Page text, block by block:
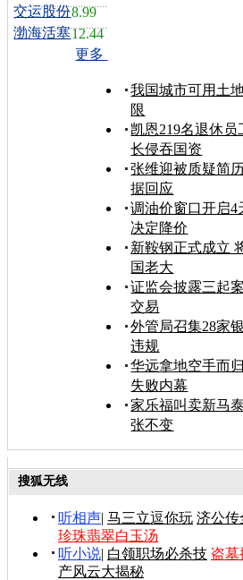
交运股份8.99
渤海活塞12.44
更多
我国城市可用土
限
凯恩219名退休员
长侵吞国资
张维迎被质疑简
据回应
调油价窗口开启4
决定降价
新鞍钢正式成立
国老大
证监会披露三起
交易
外管局召集28家
违规
华远拿地空手而
失败内幕
家乐福叫卖新马
张不变
搜狐无线
听相声| 马三立逗你玩 济公传
珍珠翡翠白玉汤
听小说| 白领职场必杀技 盗墓
产风云大揭秘